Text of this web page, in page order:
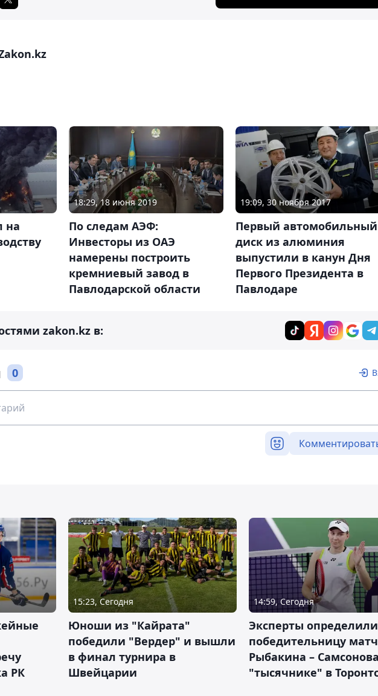
на
18:29, 18 июня 2019
По следам АЭФ:
Инвесторы из ОАЭ
намерены построить
кремниевый завод в
Павлодарской области
19:09, 30 ноября 2017
Первый автомобильный
диск из алюминия
выпустили в канун Дня
Первого Президента в
Павлодаре
zakon.kz в:
0
РК
15:23, Сегодня
Юноши из "Кайрата"
победили "Вердер" и вышли
в финал турнира в
Швейцарии
14:59, Сегодня
Эксперты определили
победительницу
Рыбакина –
"тысячнике" в